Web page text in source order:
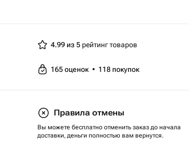
4.99 из 5 рейтинг товаров
165оценок • 118 покупок
Правила отмены
Вы можете бесплатно отменить заказ до начала
доставки, деньги полностью вам вернутся.